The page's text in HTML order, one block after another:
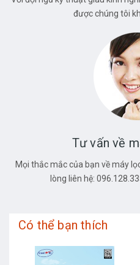
được chúng tôi
Tư vấn về
Mọi thắc mắc của bạn về máy
lòng liên hệ:
Có thể bạn thích